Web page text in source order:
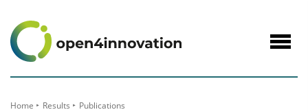
Content
Home Results Publications